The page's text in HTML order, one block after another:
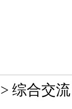
综合交流